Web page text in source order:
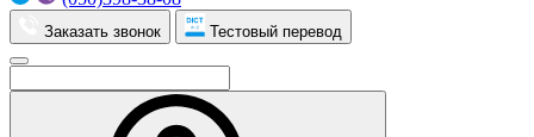
Заказать звонок Тестовый перевод